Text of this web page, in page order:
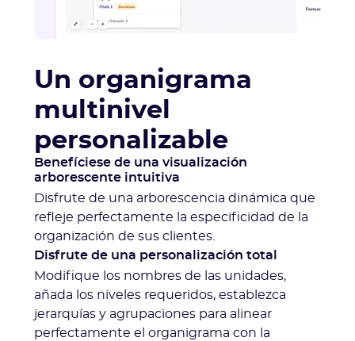
Un organigrama
multinivel
personalizable
Benefíciese de una visualización
arborescente intuitiva
Disfrute de una arborescencia dinámica que
refleje perfectamente la especificidad de la
organización de sus clientes.
Disfrute de una personalización total
Modifique los nombres de las unidades,
añada los niveles requeridos, establezca
jerarquías y agrupaciones para alinear
perfectamente el organigrama con la